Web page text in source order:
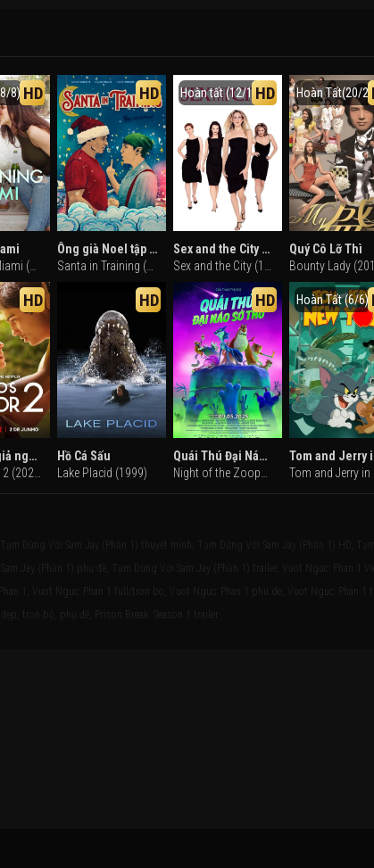
8) HD HD
Ông già Noel tập sự
Hoàn tất (12/12)HD
Sex and the City (Phần 1)
Hoàn Tất(20/
Quý Cô Lỡ Thì
Bounty Lady
HD
Thiếu gia giả nghèo 2
HD
Hồ Cá Sấu
Lake Placid (1999)
HD
Quái Thú Đại Náo Sở Thú
Hoàn Tất (6/6)
Dừng Với Sam Jay (Phần 1) thuyết minh, Tạm Dừng Với Sam Jay (Phần 1) HD,
Jay (Phần 1) phụ đề, Tạm Dừng Với Sam Jay (Phần 1) trailer, Vuot Nguc: Phan 1
1, Vuot Nguc: Phan 1 full/tron bo, Vuot Nguc: Phan 1 phu de, Vuot Nguc: Phan 1
trọn bộ, phụ đề, Prison Break: Season 1 trailer